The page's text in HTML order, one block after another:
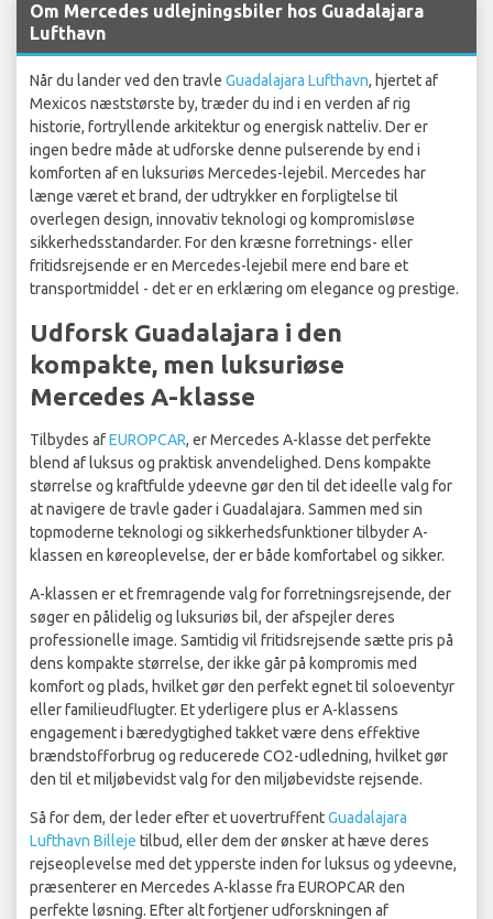
Om Mercedes udlejningsbiler hos Guadalajara
Lufthavn
Når du lander ved den travle Guadalajara Lufthavn, hjertet af
Mexicos næststørste by, træder du ind i en verden af rig
historie, fortryllende arkitektur og energisk natteliv. Der er
ingen bedre måde at udforske denne pulserende by end i
komforten af en luksuriøs Mercedes-lejebil. Mercedes har
længe været et brand, der udtrykker en forpligtelse til
overlegen design, innovativ teknologi og kompromisløse
sikkerhedsstandarder. For den kræsne forretnings- eller
fritidsrejsende er en Mercedes-lejebil mere end bare et
transportmiddel - det er en erklæring om elegance og prestige.
Udforsk Guadalajara i den
kompakte, men luksuriøse
Mercedes A-klasse
Tilbydes afEUROPCAR, er Mercedes A-klasse det perfekte
blend af luksus og praktisk anvendelighed. Dens kompakte
størrelse og kraftfulde ydeevne gør den til det ideelle valg for
at navigere de travle gader i Guadalajara. Sammen med sin
topmoderne teknologi og sikkerhedsfunktioner tilbyder A-
klassen en køreoplevelse, der er både komfortabel og sikker.
A-klassen er et fremragende valg for forretningsrejsende, der
søger en pålidelig og luksuriøs bil, der afspejler deres
professionelle image. Samtidig vil fritidsrejsende sætte pris på
dens kompakte størrelse, der ikke går på kompromis med
komfort og plads, hvilket gør den perfekt egnet til soloeventyr
eller familieudflugter. Et yderligere plus er A-klassens
engagement i bæredygtighed takket være dens effektive
brændstofforbrug og reducerede CO2-udledning, hvilket gør
den til et miljøbevidst valg for den miljøbevidste rejsende.
Så for dem, der leder efter et uovertruffentGuadalajara
Lufthavn Billeje tilbud, eller dem der ønsker at hæve deres
rejseoplevelse med det ypperste inden for luksus og ydeevne,
præsenterer en Mercedes A-klasse fra EUROPCAR den
perfekte løsning. Efter alt fortjener udforskningen af